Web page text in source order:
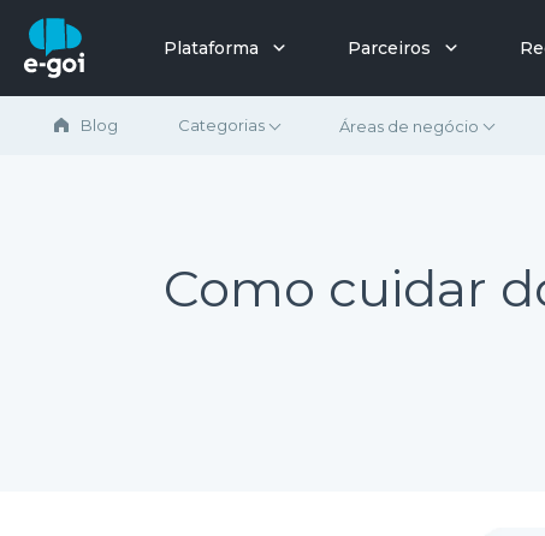
Ir para o conteúdo
Plataforma Parceiros
Blog Categorias Áreas de negócio
Como cuidar